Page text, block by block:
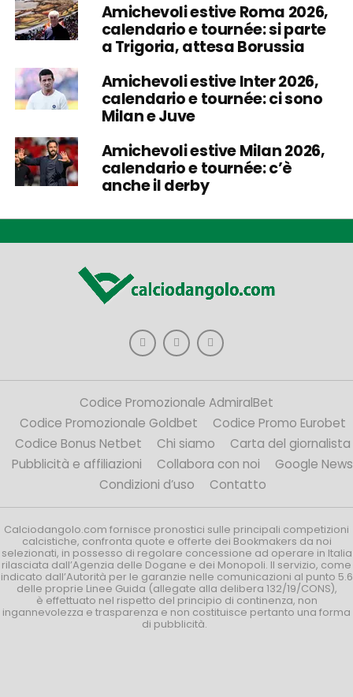
Amichevoli estive Roma 2026,
calendario e tournée: si parte
a Trigoria, attesa Borussia
Amichevoli estive Inter 2026,
calendario e tournée: ci sono
Milan e Juve
Amichevoli estive Milan 2026,
calendario e tournée: c’è
anche il derby
Codice Promozionale AdmiralBet
Codice Promozionale Goldbet
Codice Promo Eurobet
Codice Bonus Netbet
Chi siamo
Carta del giornalista
Pubblicità e affiliazioni
Collabora con noi
Google News
Condizioni d’uso
Contatto
Calciodangolo.com fornisce pronostici sulle principali competizioni
calcistiche, confronta quote e offerte dei Bookmakers da noi
selezionati, in possesso di regolare concessione ad operare in Italia
rilasciata dall’Agenzia delle Dogane e dei Monopoli. Il servizio, come
indicato dall’Autorità per le garanzie nelle comunicazioni al punto 5.6
delle proprie Linee Guida (allegate alla delibera 132/19/CONS),
è effettuato nel rispetto del principio di continenza, non
ingannevolezza e trasparenza e non costituisce pertanto una forma
di pubblicità.